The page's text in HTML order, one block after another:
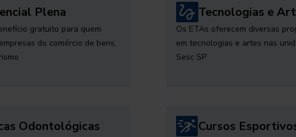
Plena
gratuito para quem
do comércio de bens,
Tecnologias e
Os ETAs oferecem diversas
em tecnologias e artes nas
Sesc SP
Odontológicas Cursos